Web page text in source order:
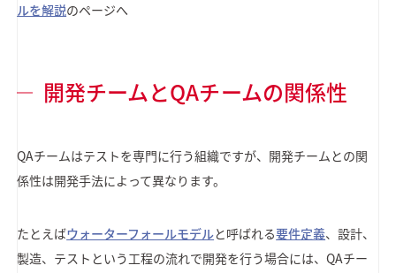
ルを解説のページへ
開発チームとQAチームの関係性
QAチームはテストを専門に行う組織ですが、開発チームとの関
係性は開発手法によって異なります。
たとえばウォーターフォールモデルと呼ばれる要件定義、設計、
製造、テストという工程の流れで開発を行う場合には、QAチー